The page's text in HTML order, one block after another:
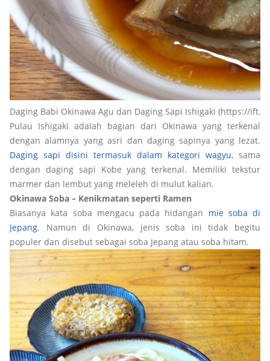
Daging Babi Okinawa Agu dan Daging Sapi Ishigaki (https://
Pulau Ishigaki adalah bagian dari Okinawa yang terkenal
dengan alamnya yang asri dan daging sapinya yang lezat.
Daging sapi disini termasuk dalam kategori wagyu, sama
dengan daging sapi Kobe yang terkenal. Memiliki tekstur
marmer dan lembut yang meleleh di mulut kalian.
Okinawa Soba – Kenikmatan seperti Ramen
Biasanya kata soba mengacu pada hidangan mie soba di
Jepang. Namun di Okinawa, jenis soba ini tidak begitu
populer dan disebut sebagai soba Jepang atau soba hitam.